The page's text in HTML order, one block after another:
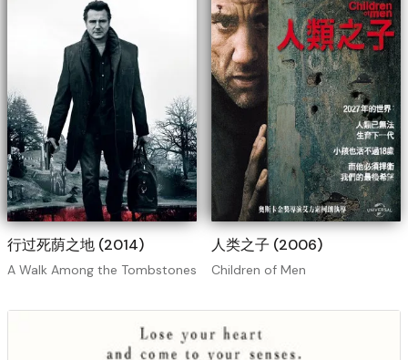
行过死荫之地 (2014)
A Walk Among the Tombstones
人类之子 (2006)
Children of Men